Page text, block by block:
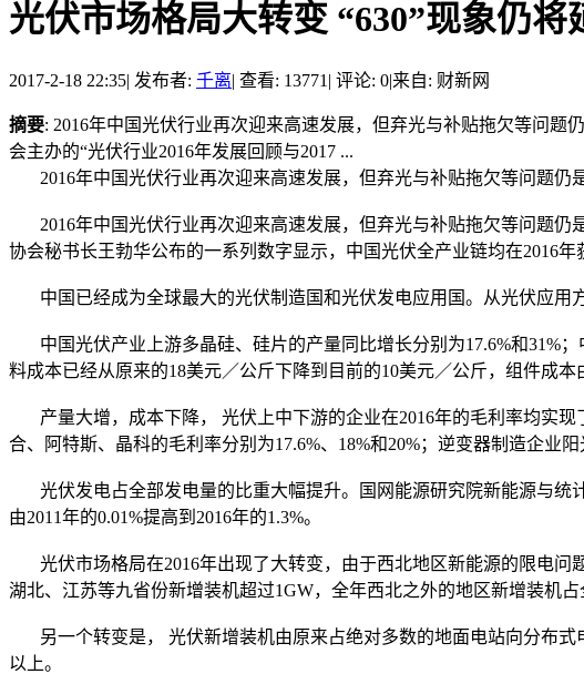
光伏市场格局大转变 “630”现象仍将
2017-2-18 22:35| 发布者: 千离| 查看: 13771 | 评论: 0|来自: 财新网
摘要: 2016年中国光伏行业再次迎来高速发展，但弃光与补贴拖欠等问
会主办的“光伏行业2016年发展回顾与2017 ...
2016年中国光伏行业再次迎来高速发展，但弃光与补贴拖欠等问题仍是
2016年中国光伏行业再次迎来高速发展，但弃光与补贴拖欠等问题仍
协会秘书长王勃华公布的一系列数字显示，中国光伏全产业链均在2016年
中国已经成为全球最大的光伏制造国和光伏发电应用国。从光伏应用
中国光伏产业上游多晶硅、硅片的产量同比增长分别为17.6%和31%；
料成本已经从原来的18美元／公斤下降到目前的10美元／公斤，组件成本
产量大增，成本下降， 光伏上中下游的企业在2016年的毛利率均实现
合、阿特斯、晶科的毛利率分别为17.6%、18%和20%；逆变器制造企业阳
光伏发电占全部发电量的比重大幅提升。国网能源研究院新能源与统
由2011年的0.01%提高到2016年的1.3%。
光伏市场格局在2016年出现了大转变，由于西北地区新能源的限电问
湖北、江苏等九省份新增装机超过1GW，全年西北之外的地区新增装机占
另一个转变是， 光伏新增装机由原来占绝对多数的地面电站向分布式
以上。